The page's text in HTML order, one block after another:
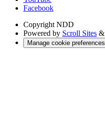
Facebook
Copyright NDD
Powered by Scroll Sites &
Manage cookie preferences